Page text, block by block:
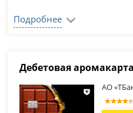
Подробнее
Дебетовая
АО